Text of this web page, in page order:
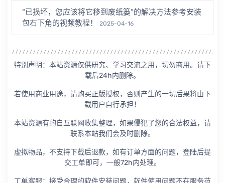
“已损坏，您应该将它移到废纸篓”的解决方法参考安装
包右下角的视频教程！
2025-04-16
特别声明：本站资源仅供研究、学习交流之用，切勿商用。请下
载后24h内删除。
若使用商业用途，请购买正版授权，否则产生的一切后果将由下
载用户自行承担！
本站资源有的自互联网收集整理，如果侵犯了您的合法权益，请
联系本站我们会及时删除。
虚拟物品，不支持下载后退款，如有订单方面的问题，登陆后提
交工单即可，一般72h内处理。